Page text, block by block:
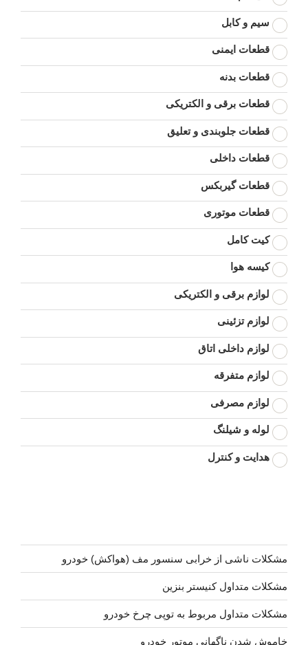
سیم و کابل
قطعات ایمنی
قطعات بدنه
قطعات برقی و الکتریکی
قطعات جلوبندی و تعلیق
قطعات داخلی
قطعات گیربکس
قطعات موتوری
کیت کامل
کیسه هوا
لوازم برقی و الکتریکی
لوازم تزئینی
لوازم داخلی اتاق
لوازم متفرقه
لوازم مصرفی
لوله و شیلنگ
هدایت و کنترل
مشکلات ناشی از خرابی سنسور مف (هواکش) خودرو
مشکلات متداول کنیستر بنزین
مشکلات متداول مربوط به توپی چرخ خودرو
خاموش شدن ناگهانی موتور خودرو